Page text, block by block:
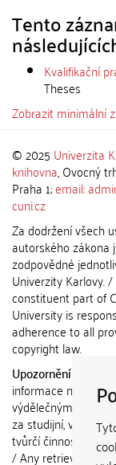
Tento
Kvalifikační
Theses
Zobrazit minimální
© 2025 Univerzita
knihovna, Ovocný
Praha 1;email:
cuni.cz
Za dodržení všech
autorského zákona
zodpovědné
Univerzity Karlovy.
constituent part of
University is
adherence to all
copyright law.
Upozornění / Notice:
informace
výdělečným
za studijní,
tvůrčí činnost jiné
/ Any retrieved